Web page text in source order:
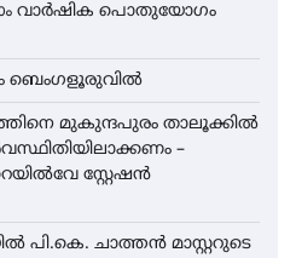
വാർഷിക പൊതുയോഗം
ബെംഗളൂരുവിൽ
മുകുന്ദപുരം താലൂക്കിൽ
–
സ്റ്റേഷൻ
പി.കെ. ചാത്തൻ മാസ്റ്ററുടെ